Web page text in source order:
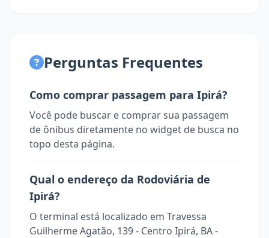
Perguntas Frequentes
Como comprar passagem para Ipirá?
Você pode buscar e comprar sua passagem
de ônibus diretamente no widget de busca no
topo desta página.
Qual o endereço da Rodoviária de
Ipirá?
O terminal está localizado em Travessa
Guilherme Agatão, 139 - Centro Ipirá, BA -